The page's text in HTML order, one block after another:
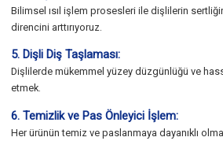
Bilimsel ısıl işlem prosesleri ile dişlilerin
direncini arttırıyoruz.
5. Dişli Diş Taşlaması:
Dişlilerde mükemmel yüzey düzgünlüğü ve
etmek.
6. Temizlik ve Pas Önleyici İşlem:
Her ürünün temiz ve paslanmaya dayanıklı